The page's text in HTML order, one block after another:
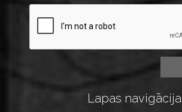
Lapas navigācija